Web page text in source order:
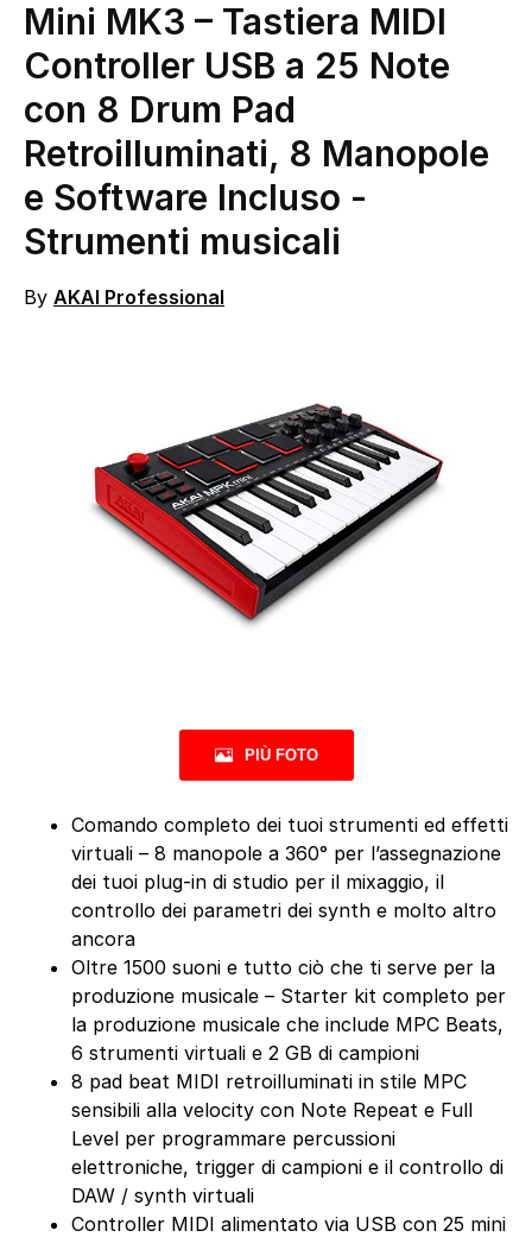
Mini MK3 – Tastiera MIDI
Controller USB a 25 Note
con 8 Drum Pad
Retroilluminati, 8 Manopole
e Software Incluso -
Strumenti musicali
By AKAI Professional
PIÙ FOTO
Comando completo dei tuoi strumenti ed effetti
virtuali – 8 manopole a 360° per l’assegnazione
dei tuoi plug-in di studio per il mixaggio, il
controllo dei parametri dei synth e molto altro
ancora
Oltre 1500 suoni e tutto ciò che ti serve per la
produzione musicale – Starter kit completo per
la produzione musicale che include MPC Beats,
6 strumenti virtuali e 2 GB di campioni
8 pad beat MIDI retroilluminati in stile MPC
sensibili alla velocity con Note Repeat e Full
Level per programmare percussioni
elettroniche, trigger di campioni e il controllo di
DAW / synth virtuali
Controller MIDI alimentato via USB con 25 mini